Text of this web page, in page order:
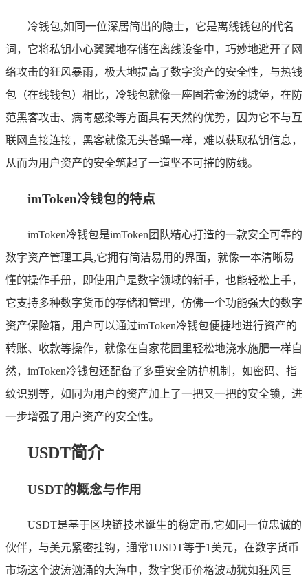
冷钱包,如同一位深居简出的隐士，它是离线钱包的代名
词，它将私钥小心翼翼地存储在离线设备中，巧妙地避开了网
络攻击的狂风暴雨，极大地提高了数字资产的安全性，与热钱
包（在线钱包）相比，冷钱包就像一座固若金汤的城堡，在防
范黑客攻击、病毒感染等方面具有天然的优势，因为它不与互
联网直接连接，黑客就像无头苍蝇一样，难以获取私钥信息，
从而为用户资产的安全筑起了一道坚不可摧的防线。
imToken冷钱包的特点
imToken冷钱包是imToken团队精心打造的一款安全可靠的
数字资产管理工具,它拥有简洁易用的界面，就像一本清晰易
懂的操作手册，即使用户是数字领域的新手，也能轻松上手，
它支持多种数字货币的存储和管理，仿佛一个功能强大的数字
资产保险箱，用户可以通过imToken冷钱包便捷地进行资产的
转账、收款等操作，就像在自家花园里轻松地浇水施肥一样自
然，imToken冷钱包还配备了多重安全防护机制，如密码、指
纹识别等，如同为用户的资产加上了一把又一把的安全锁，进
一步增强了用户资产的安全性。
USDT简介
USDT的概念与作用
USDT是基于区块链技术诞生的稳定币,它如同一位忠诚的
伙伴，与美元紧密挂钩，通常1USDT等于1美元，在数字货币
市场这个波涛汹涌的大海中，数字货币价格波动犹如狂风巨